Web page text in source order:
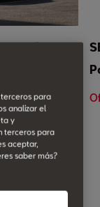
Inmediata
terceros para
analizar el
y
terceros para
aceptar,
saber más?